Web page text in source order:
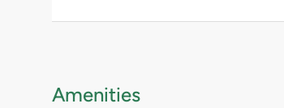
Amenities